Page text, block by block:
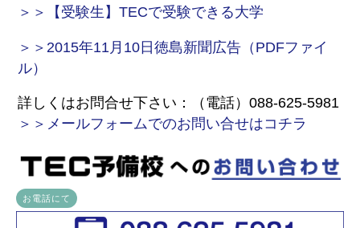
＞＞【受験生】TECで受験できる大学
＞＞2015年11月10日徳島新聞広告（PDFファイ
ル）
詳しくはお問合せ下さい：（電話）088-625-5981
＞＞メールフォームでのお問い合せはコチラ
お電話にて